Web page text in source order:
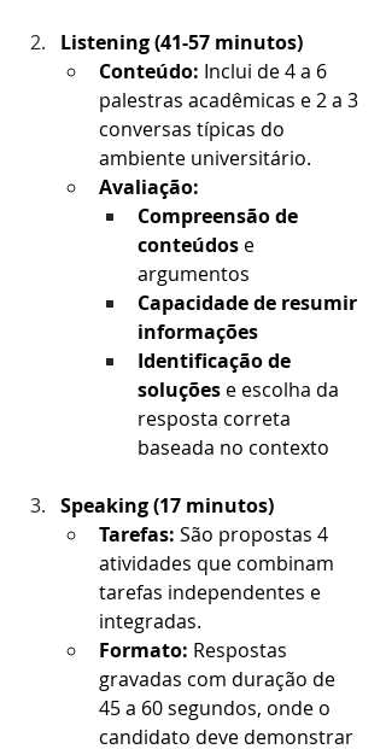
Listening (41-57 minutos)
Conteúdo: Inclui de 4 a 6
palestras acadêmicas e 2 a 3
conversas típicas do
ambiente universitário.
Avaliação:
Compreensão de
conteúdos e
argumentos
Capacidade de resumir
informações
Identificação de
soluções e escolha da
resposta correta
baseada no contexto
Speaking (17 minutos)
Tarefas: São propostas 4
atividades que combinam
tarefas independentes e
integradas.
Formato: Respostas
gravadas com duração de
45 a 60 segundos, onde o
candidato deve demonstrar